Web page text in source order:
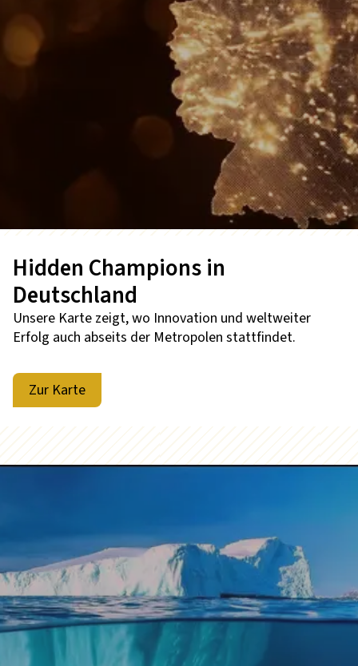
Hidden Champions in
Deutschland
Unsere Karte zeigt, wo Innovation und weltweiter
Erfolg auch abseits der Metropolen stattfindet.
Zur Karte